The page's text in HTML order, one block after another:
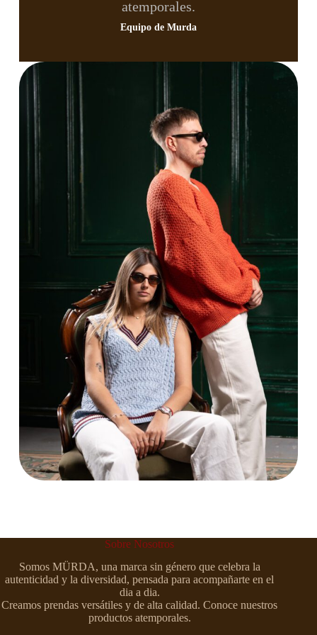
atemporales.
Equipo de Murda
Sobre Nosotros
Somos MÜRDA, una marca sin género que celebra la
autenticidad y la diversidad, pensada para acompañarte en el
dia a dia.
Creamos prendas versátiles y de alta calidad. Conoce nuestros
productos atemporales.